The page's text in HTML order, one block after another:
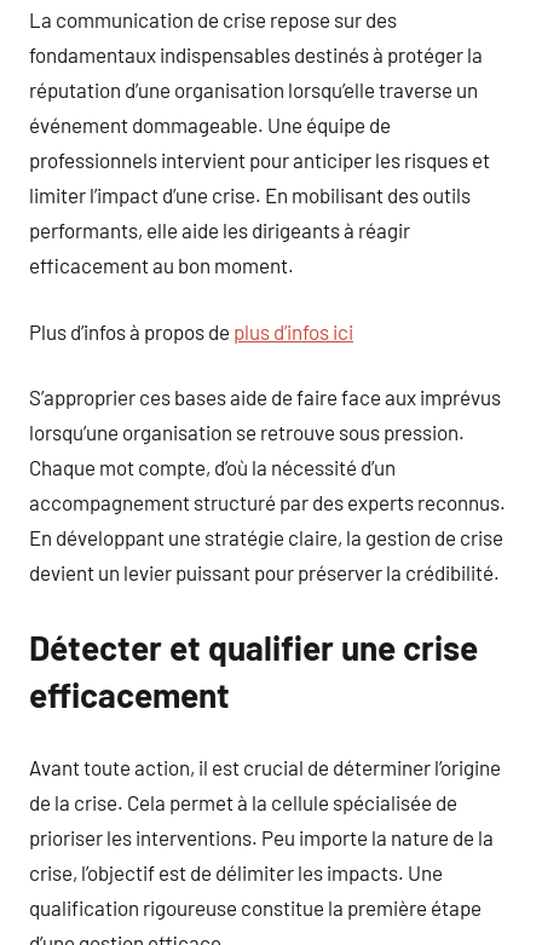
La communication de crise repose sur des
fondamentaux indispensables destinés à protéger la
réputation d’une organisation lorsqu’elle traverse un
événement dommageable. Une équipe de
professionnels intervient pour anticiper les risques et
limiter l’impact d’une crise. En mobilisant des outils
performants, elle aide les dirigeants à réagir
efficacement au bon moment.
Plus d’infos à propos de plus d’infos ici
S’approprier ces bases aide de faire face aux imprévus
lorsqu’une organisation se retrouve sous pression.
Chaque mot compte, d’où la nécessité d’un
accompagnement structuré par des experts reconnus.
En développant une stratégie claire, la gestion de crise
devient un levier puissant pour préserver la crédibilité.
Détecter et qualifier une crise
efficacement
Avant toute action, il est crucial de déterminer l’origine
de la crise. Cela permet à la cellule spécialisée de
prioriser les interventions. Peu importe la nature de la
crise, l’objectif est de délimiter les impacts. Une
qualification rigoureuse constitue la première étape